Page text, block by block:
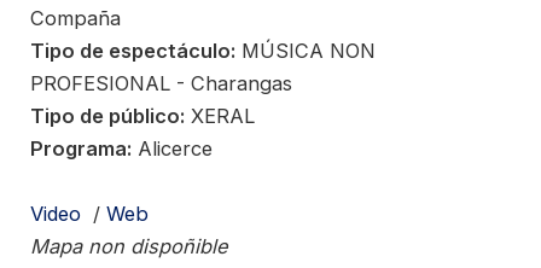
Compaña
Tipo de espectáculo: MÚSICA NON
PROFESIONAL - Charangas
Tipo de público: XERAL
Programa: Alicerce
Video /Web
Mapa non dispoñible